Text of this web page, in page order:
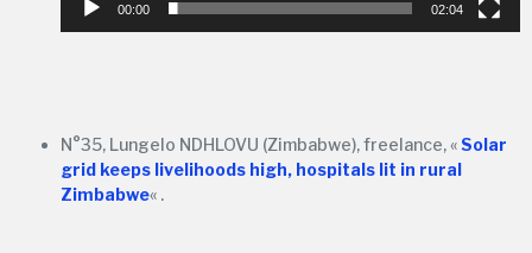
00:00 02:04
N°35, Lungelo NDHLOVU (Zimbabwe), freelance, «Solar
grid keeps livelihoods high, hospitals lit in rural
Zimbabwe« .